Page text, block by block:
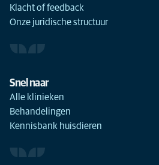
Klacht of feedback
Onze juridische structuur
Snel naar
Alle klinieken
Behandelingen
Kennisbank huisdieren